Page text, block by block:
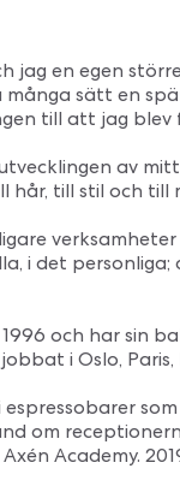
jag en egen
sätt en
till att jag blev
av
hår, till stil och till
i det personliga;
och har sin
i Oslo,
om
Academy.